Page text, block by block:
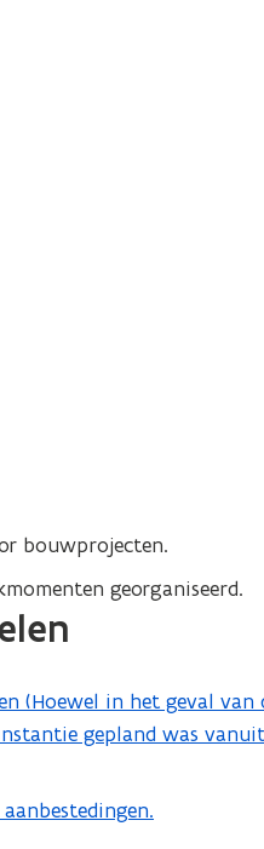
bouwprojecten.
georganiseerd.
(Hoewel in het geval van
gepland was